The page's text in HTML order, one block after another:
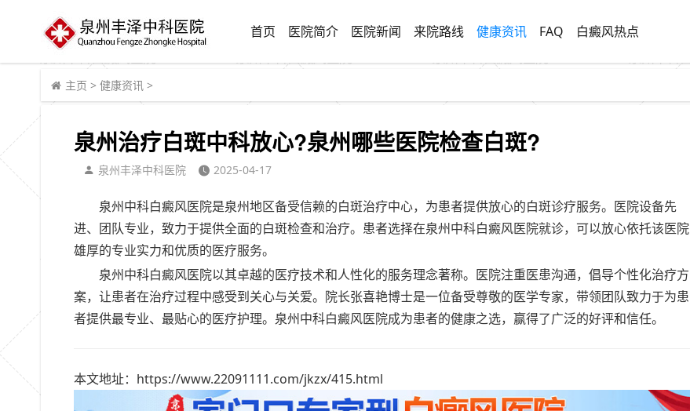
首页 医院简介 医院新闻 来院路线 健康资讯 FAQ 白癜风热点
主页 > 健康资讯 >
泉州治疗白斑中科放心?泉州哪些医院检查白斑?
泉州丰泽中科医院 2025-04-17
泉州中科白癜风医院是泉州地区备受信赖的白斑治疗中心，为患者提供放心的白斑诊疗服务。医院设备先
进、团队专业，致力于提供全面的白斑检查和治疗。患者选择在泉州中科白癜风医院就诊，可以放心依托该医院
雄厚的专业实力和优质的医疗服务。
泉州中科白癜风医院以其卓越的医疗技术和人性化的服务理念著称。医院注重医患沟通，倡导个性化治疗方
案，让患者在治疗过程中感受到关心与关爱。院长张喜艳博士是一位备受尊敬的医学专家，带领团队致力于为患
者提供最专业、最贴心的医疗护理。泉州中科白癜风医院成为患者的健康之选，赢得了广泛的好评和信任。
本文地址：https://www.22091111.com/jkzx/415.html